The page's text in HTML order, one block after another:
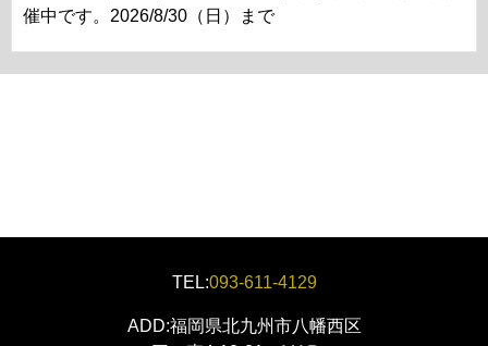
催中です。2026/8/30（日）まで
TEL:093-611-4129
ADD:福岡県北九州市八幡西区